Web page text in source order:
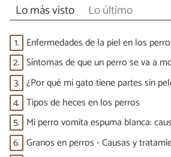
Lo más visto Lo último
1. Enfermedades de la piel en los
2. Síntomas de que un perro se va a
3. ¿Por qué mi gato tiene partes sin
4. Tipos de heces en los perros
5. Mi perro vomita espuma blanca:
6. Granos en perros - Causas y